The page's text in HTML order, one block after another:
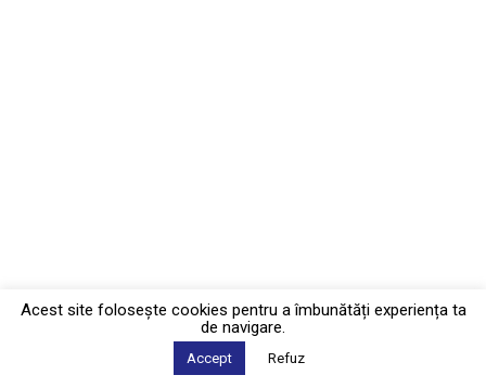
Acest site foloseşte cookies pentru a îmbunătăți experiența ta
de navigare.
Accept Refuz